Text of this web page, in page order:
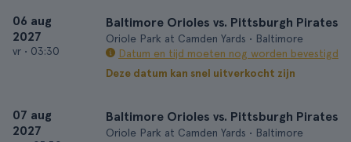
06 aug
2027
vr • 03:30
Baltimore Orioles vs. Pittsburgh Pirates
Oriole Park at Camden Yards • Baltimore
Datum en tijd moeten nog worden bevestigd
Deze datum kan snel uitverkocht zijn
07 aug
2027
Baltimore Orioles vs. Pittsburgh Pirates
Oriole Park at Camden Yards • Baltimore